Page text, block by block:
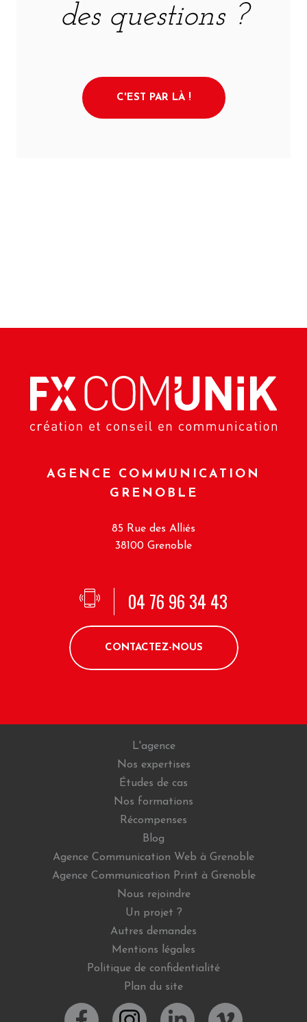
des questions ?
C'EST PAR LÀ !
AGENCE COMMUNICATION
GRENOBLE
85 Rue des Alliés
38100 Grenoble
04 76 96 34 43
CONTACTEZ-NOUS
L'agence
Nos expertises
Études de cas
Nos formations
Récompenses
Blog
Agence Communication Web à Grenoble
Agence Communication Print à Grenoble
Nous rejoindre
Un projet ?
Autres demandes
Mentions légales
Politique de confidentialité
Plan du site